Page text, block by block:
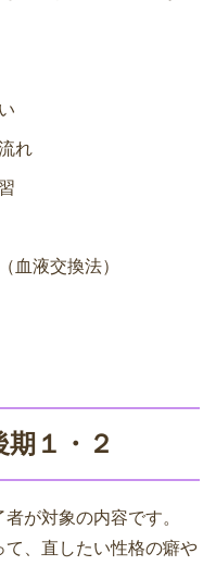
れ
血液交換法）
１・２
が対象の内容です。
て、直したい性格の癖や